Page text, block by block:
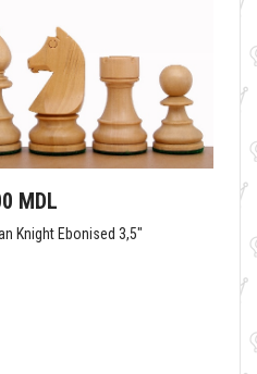
MDL
Knight Ebonised 3,5"